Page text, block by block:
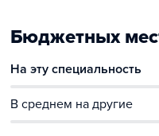
Бюджетных
На эту специальность
В среднем на другие